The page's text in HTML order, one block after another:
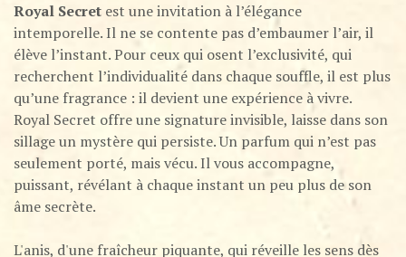
Royal Secret est une invitation à l’élégance
intemporelle. Il ne se contente pas d’embaumer l’air, il
élève l’instant. Pour ceux qui osent l’exclusivité, qui
recherchent l’individualité dans chaque souffle, il est plus
qu’une fragrance : il devient une expérience à vivre.
Royal Secret offre une signature invisible, laisse dans son
sillage un mystère qui persiste. Un parfum qui n’est pas
seulement porté, mais vécu. Il vous accompagne,
puissant, révélant à chaque instant un peu plus de son
âme secrète.
L'anis, d'une fraîcheur piquante, qui réveille les sens dès